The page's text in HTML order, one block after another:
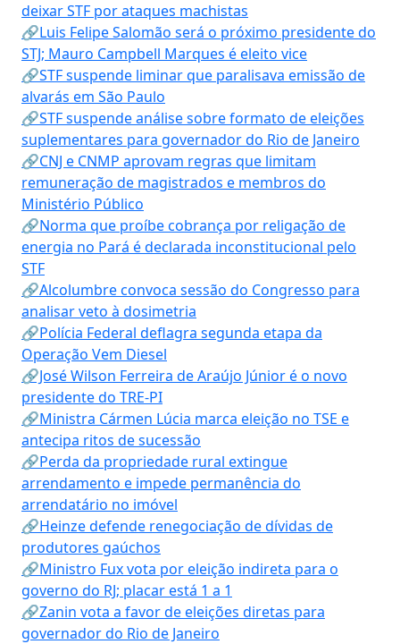
deixar STF por ataques machistas
🔗Luis Felipe Salomão será o próximo presidente do
STJ; Mauro Campbell Marques é eleito vice
🔗STF suspende liminar que paralisava emissão de
alvarás em São Paulo
🔗STF suspende análise sobre formato de eleições
suplementares para governador do Rio de Janeiro
🔗CNJ e CNMP aprovam regras que limitam
remuneração de magistrados e membros do
Ministério Público
🔗Norma que proíbe cobrança por religação de
energia no Pará é declarada inconstitucional pelo
STF
🔗Alcolumbre convoca sessão do Congresso para
analisar veto à dosimetria
🔗Polícia Federal deflagra segunda etapa da
Operação Vem Diesel
🔗José Wilson Ferreira de Araújo Júnior é o novo
presidente do TRE-PI
🔗Ministra Cármen Lúcia marca eleição no TSE e
antecipa ritos de sucessão
🔗Perda da propriedade rural extingue
arrendamento e impede permanência do
arrendatário no imóvel
🔗Heinze defende renegociação de dívidas de
produtores gaúchos
🔗Ministro Fux vota por eleição indireta para o
governo do RJ; placar está 1 a 1
🔗Zanin vota a favor de eleições diretas para
governador do Rio de Janeiro